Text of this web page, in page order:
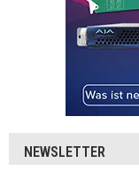
NEWSLETTER